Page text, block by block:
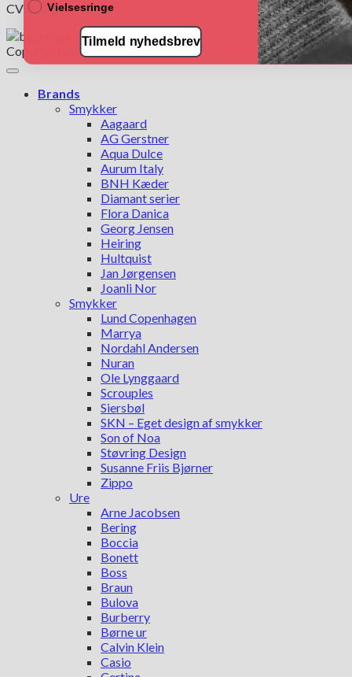
CVR: 10692997
Copyright 2026 ©Ure Guld Sølv
Brands
Smykker
Aagaard
AG Gerstner
Aqua Dulce
Aurum Italy
BNH Kæder
Diamant serier
Flora Danica
Georg Jensen
Heiring
Hultquist
Jan Jørgensen
Joanli Nor
Smykker
Lund Copenhagen
Marrya
Nordahl Andersen
Nuran
Ole Lynggaard
Scrouples
Siersbøl
SKN – Eget design af smykker
Son of Noa
Støvring Design
Susanne Friis Bjørner
Zippo
Ure
Arne Jacobsen
Bering
Boccia
Bonett
Boss
Braun
Bulova
Burberry
Børne ur
Calvin Klein
Casio
Vielsesringe
Tilmeld nyhedsbrev